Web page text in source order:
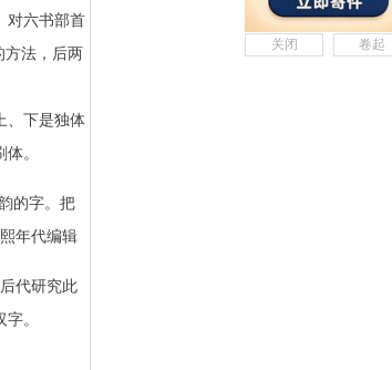
对六书部首
法，后两
、下是独体
。
的字。把
年代编辑
代研究此
。
关闭 卷起